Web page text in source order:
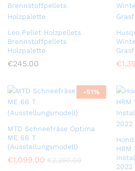
Leo Pellet Holzpellets
Brennstoffpellets
Holzpalette
€245.00 €
-51%
MTD Schneefräse Optima
ME 66 T
(Ausstellungsmodell)
€1,099.00 €2,250.00
2022